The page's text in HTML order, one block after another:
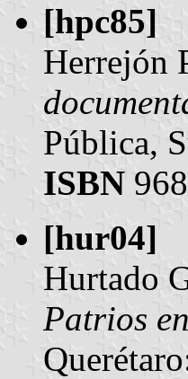
[hpc85]
Herrejón
Pública,
ISBN
[hur04]
Hurtado
Patrios